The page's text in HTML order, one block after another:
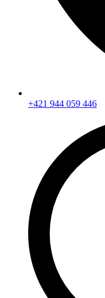
+421 944 059 446